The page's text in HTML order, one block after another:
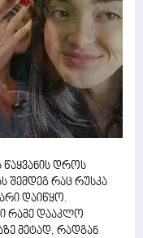
წაყვანის დროს
შემდეგ რაც რუსკა
დაიწყო.
რამე დააკლო
მეტად, რადგან